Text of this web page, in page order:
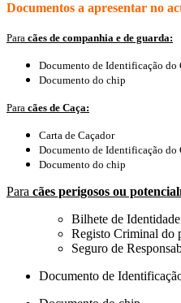
Documentos a apresentar no
Para cães de companhia e de guarda:
Documento de Identificação
Documento do chip
Para cães de Caça:
Carta de Caçador
Documento de Identificação
Documento do chip
Para cães perigosos ou
Bilhete de
Registo Criminal do
Seguro de
Documento de